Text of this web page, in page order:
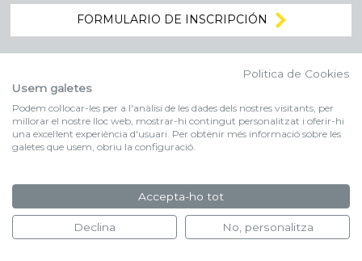
FORMULARIO DE INSCRIPCIÓN
Politica de Cookies
Usem galetes
Podem col·locar-les per a l'anàlisi de les dades dels nostres visitants, per
millorar el nostre lloc web, mostrar-hi contingut personalitzat i oferir-hi
una excel·lent experiència d'usuari. Per obtenir més informació sobre les
galetes que usem, obriu la configuració.
Accepta-ho tot
Declina No, personalitza